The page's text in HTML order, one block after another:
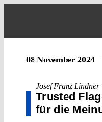
08 November 2024
Josef Franz Lindner
Trusted
für die